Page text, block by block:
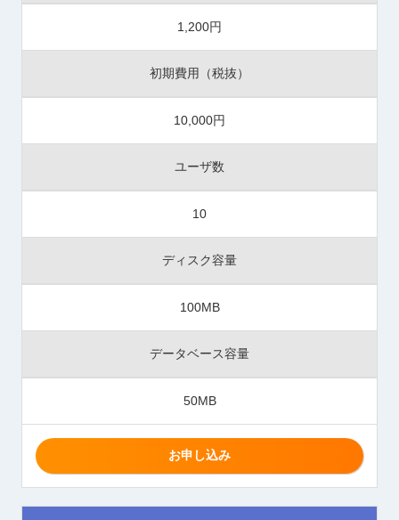
1,200円
初期費用（税抜）
10,000円
ユーザ数
10
ディスク容量
100MB
データベース容量
50MB
お申し込み